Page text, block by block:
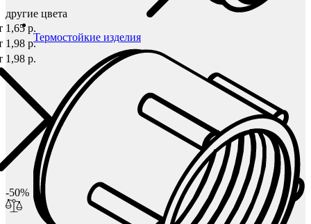
Термостойкие изделия
другие цвета
1,65 р.
1,98 р.
1,98 р.
-50%